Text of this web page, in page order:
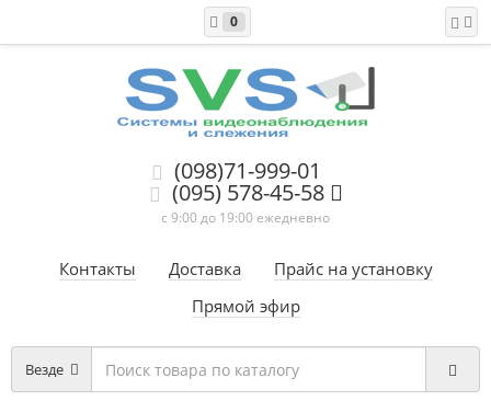
0
(098)71-999-01
(095) 578-45-58
с 9:00 до 19:00 ежедневно
Контакты Доставка
Прайс на установку
Прямой эфир
Везде